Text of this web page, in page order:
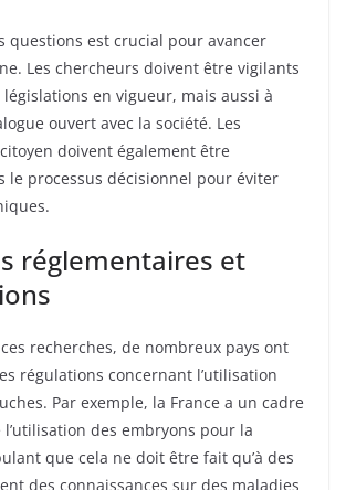
questions est crucial pour avancer
Les chercheurs doivent être vigilants
en vigueur, mais aussi à
ouvert avec la société. Les
doivent également être
le processus décisionnel pour éviter
réglementaires et
recherches, de nombreux pays ont
régulations concernant l’utilisation
Par exemple, la France a un cadre
des embryons pour la
que cela ne doit être fait qu’à des
des connaissances sur des maladies